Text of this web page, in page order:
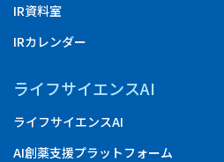
IR資料室
IRカレンダー
ライフサイエンスAI
ライフサイエンスAI
AI創薬支援プラットフォーム